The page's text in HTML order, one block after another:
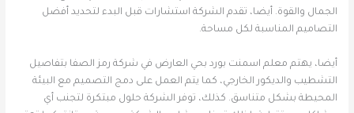
الجمال والقوة. أيضا، تقدم الشركة استشارات قبل البدء لتحديد أفضل
التصاميم المناسبة لكل مساحة.
أيضا، يهتم معلم اسمنت بورد بحي العارض في شركة رمز الصفا بتفاصيل
التشطيب والديكور الخارجي، كما يتم العمل على دمج التصميم مع البيئة
المحيطة بشكل متناسق. كذلك، توفر الشركة حلول مبتكرة لتجنب أي